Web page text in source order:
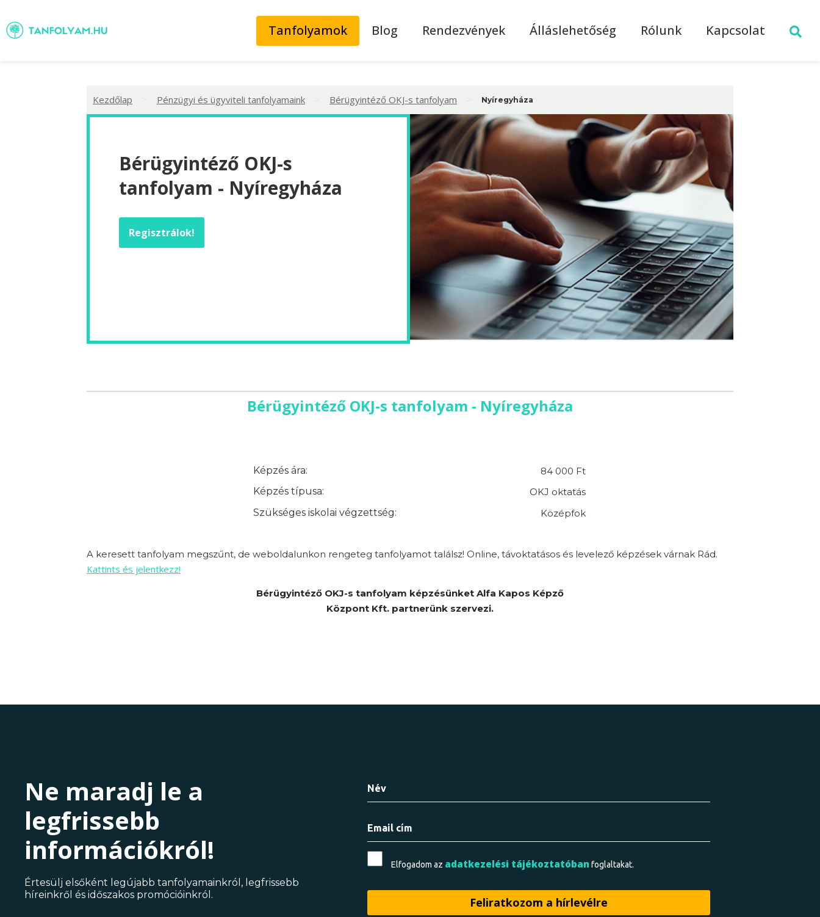
Tanfolyamok Blog Rendezvények Álláslehetőség Rólunk Kapcsolat
Kezdőlap Pénzügyi és ügyviteli tanfolyamaink Bérügyintéző OKJ-s tanfolyam Nyíregyháza
Bérügyintéző OKJ-s
tanfolyam - Nyíregyháza
Regisztrálok!
Bérügyintéző OKJ-s tanfolyam - Nyíregyháza
Képzés ára:
84 000 Ft
Képzés típusa:
OKJ oktatás
Szükséges iskolai végzettség:
Középfok
A keresett tanfolyam megszűnt, de weboldalunkon rengeteg tanfolyamot találsz! Online, távoktatásos és levelező képzések várnak Rád.
Kattints és jelentkezz!
Bérügyintéző OKJ-s tanfolyam képzésünket Alfa Kapos Képző
Központ Kft. partnerünk szervezi.
Ne maradj le a
legfrissebb
információkról!
Értesülj elsőként legújabb tanfolyamainkról, legfrissebb
híreinkről és időszakos promócióinkról.
Elfogadom az adatkezelési tájékoztatóban foglaltakat.